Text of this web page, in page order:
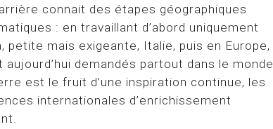
connait des étapes géographiques
: en travaillant d’abord uniquement
petite mais exigeante, Italie, puis en Europe,
aujourd’hui demandés partout dans le monde.
est le fruit d’une inspiration continue, les
internationales d’enrichissement